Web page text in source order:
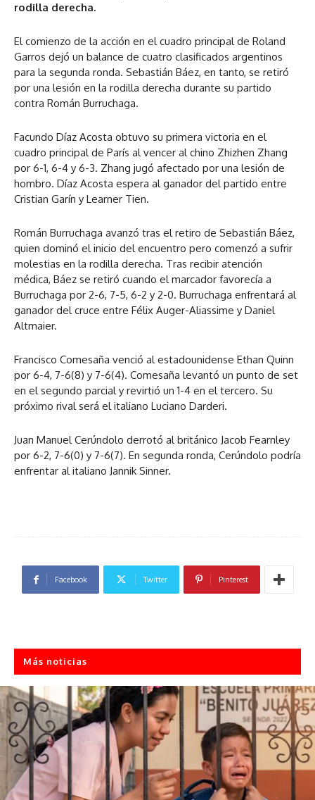
rodilla derecha.
El comienzo de la acción en el cuadro principal de Roland
Garros dejó un balance de cuatro clasificados argentinos
para la segunda ronda. Sebastián Báez, en tanto, se retiró
por una lesión en la rodilla derecha durante su partido
contra Román Burruchaga.
Facundo Díaz Acosta obtuvo su primera victoria en el
cuadro principal de París al vencer al chino Zhizhen Zhang
por 6-1, 6-4 y 6-3. Zhang jugó afectado por una lesión de
hombro. Díaz Acosta espera al ganador del partido entre
Cristian Garín y Learner Tien.
Román Burruchaga avanzó tras el retiro de Sebastián Báez,
quien dominó el inicio del encuentro pero comenzó a sufrir
molestias en la rodilla derecha. Tras recibir atención
médica, Báez se retiró cuando el marcador favorecía a
Burruchaga por 2-6, 7-5, 6-2 y 2-0. Burruchaga enfrentará al
ganador del cruce entre Félix Auger-Aliassime y Daniel
Altmaier.
Francisco Comesaña venció al estadounidense Ethan Quinn
por 6-4, 7-6(8) y 7-6(4). Comesaña levantó un punto de set
en el segundo parcial y revirtió un 1-4 en el tercero. Su
próximo rival será el italiano Luciano Darderi.
Juan Manuel Cerúndolo derrotó al británico Jacob Fearnley
por 6-2, 7-6(0) y 7-6(7). En segunda ronda, Cerúndolo podría
enfrentar al italiano Jannik Sinner.
Facebook Twitter Pinterest
Más noticias